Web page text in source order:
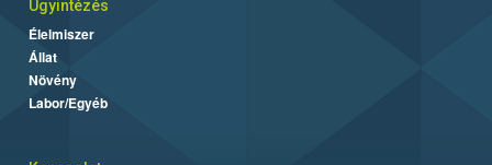
Ügyintézés
Élelmiszer
Állat
Növény
Labor/Egyéb